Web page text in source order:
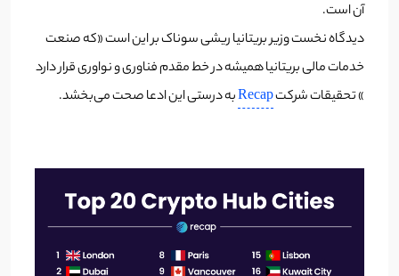
آن است.
دیدگاه نخست وزیر بریتانیا ریشی سوناک بر این است «که صنعت
خدمات مالی بریتانیا همیشه در خط مقدم فناوری و نواوری قرار دارد
» تحقیقات شرکتRecapبه درستی این ادعا صحت می‌بخشد.